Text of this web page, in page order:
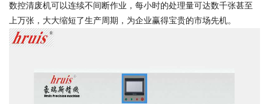
数控清废机可以连续不间断作业，每小时的处理量可达数千张甚至
上万张，大大缩短了生产周期，为企业赢得宝贵的市场先机。